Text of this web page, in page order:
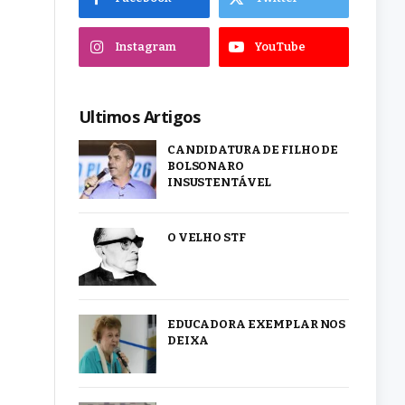
Instagram YouTube
Ultimos Artigos
CANDIDATURA DE FILHO DE
BOLSONARO
INSUSTENTÁVEL
O VELHO STF
EDUCADORA EXEMPLAR NOS
DEIXA